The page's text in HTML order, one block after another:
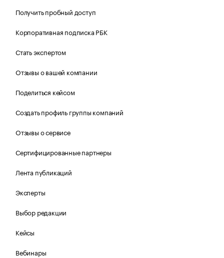
Получить пробный доступ
Корпоративная подписка РБК
Стать экспертом
Отзывы о вашей компании
Поделиться кейсом
Создать профиль группы компаний
Отзывы о сервисе
Сертифицированные партнеры
Лента публикаций
Эксперты
Выбор редакции
Кейсы
Вебинары